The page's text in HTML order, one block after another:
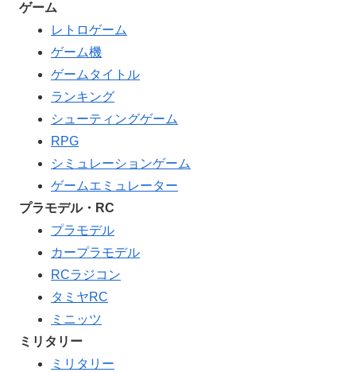
ゲーム
レトロゲーム
ゲーム機
ゲームタイトル
ランキング
シューティングゲーム
RPG
シミュレーションゲーム
ゲームエミュレーター
プラモデル・RC
プラモデル
カープラモデル
RCラジコン
タミヤRC
ミニッツ
ミリタリー
ミリタリー